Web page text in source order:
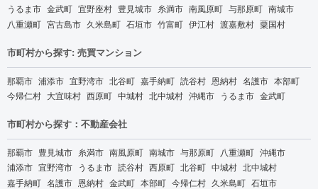
うるま市 金武町 宜野座村 豊見城市 糸満市 南風原町 与那原町 南城市
八重瀬町 宮古島市 久米島町 石垣市 竹富町 伊江村 渡嘉敷村 粟国村
市町村から探す: 売買マンション
那覇市 浦添市 宜野湾市 北谷町 嘉手納町 読谷村 恩納村 名護市 本部町
今帰仁村 大宜味村 西原町 中城村 北中城村 沖縄市 うるま市 金武町
市町村から探す：不動産会社
那覇市 豊見城市 糸満市 南風原町 南城市 与那原町 八重瀬町 沖縄市
浦添市 宜野湾市 うるま市 読谷村 西原町 北谷町 中城村 北中城村
嘉手納町 名護市 恩納村 金武町 本部町 今帰仁村 久米島町 石垣市